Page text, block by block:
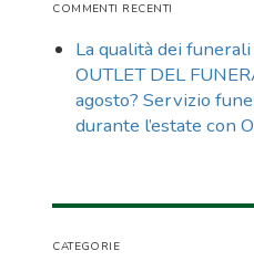
COMMENTI RECENTI
La qualità dei
OUTLET DEL
agosto? Servizio
durante l’estate con
CATEGORIE